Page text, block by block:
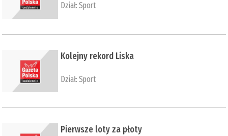
Dział:Sport
Kolejny rekord Liska
Dział:Sport
Pierwsze loty za płoty